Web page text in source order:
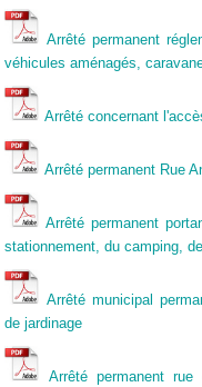
Arrêté permanent
véhicules aménagés,
Arrêté concernant
Arrêté permanent Rue
Arrêté permanent
stationnement, du camping,
Arrêté municipal
de jardinage
Arrêté permanent